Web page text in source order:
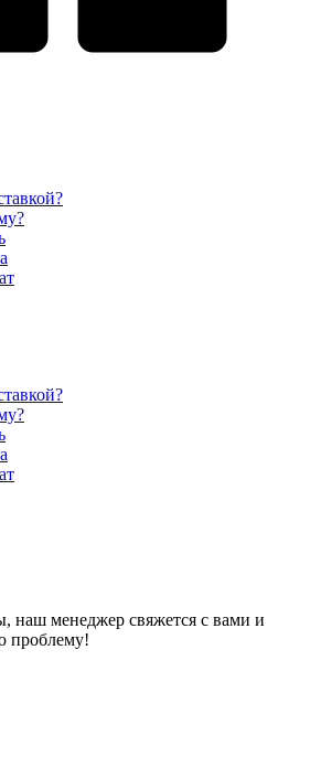
наш менеджер свяжется с вами и
проблему!